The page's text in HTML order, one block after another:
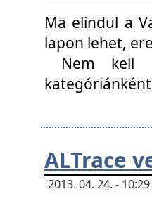
Ma elindul a
lapon lehet,
Nem kell
ALTrace
2013. 04. 24. -